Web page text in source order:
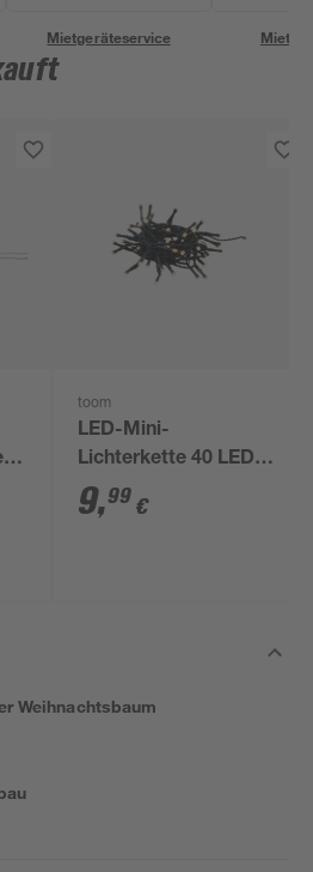
Mietgeräteservice
toom
LED-Mini-
Lichterkette 40 LEDs
warmweiß 270 cm
9,99 €
Weihnachtsbaum